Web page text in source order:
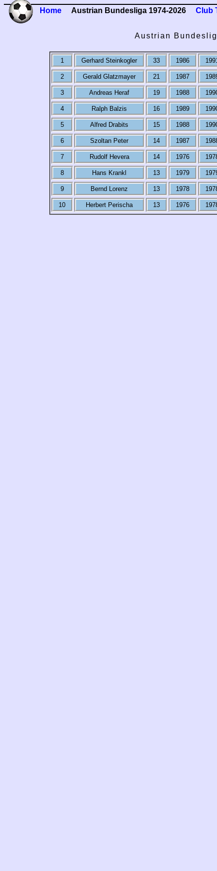
Home Austrian Bundesliga 1974-2026 Club
Austrian
1 Gerhard Steinkogler 33 1986
2 Gerald Glatzmayer 21 1987
3 Andreas Heraf 19 1988
4 Ralph Balzis 16 1989
5 Alfred Drabits 15 1988
6 Szoltan Peter 14 1987
7 Rudolf Hevera 14 1976
8 Hans Krankl 13 1979
9 Bernd Lorenz 13 1978
10 Herbert Perischa 13 1976